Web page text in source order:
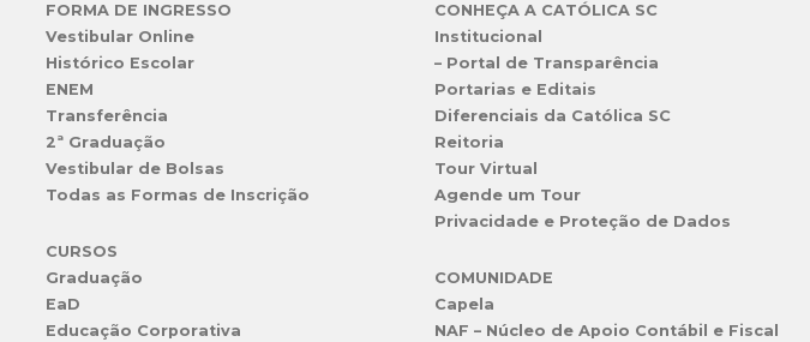
FORMA DE INGRESSO
Vestibular Online
Histórico Escolar
ENEM
Transferência
2ª Graduação
Vestibular de Bolsas
Todas as Formas de Inscrição
CURSOS
Graduação
EaD
Educação Corporativa
CONHEÇA A CATÓLICA SC
Institucional
– Portal de Transparência
Portarias e Editais
Diferenciais da Católica SC
Reitoria
Tour Virtual
Agende um Tour
Privacidade e Proteção de Dados
COMUNIDADE
Capela
NAF – Núcleo de Apoio Contábil e Fiscal